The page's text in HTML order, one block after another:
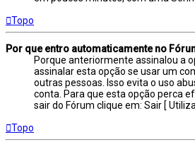
Topo
Por que entro automaticamente no
Porque anteriormente assinalou a
assinalar esta opção se usar um
outras pessoas. Isso evita o uso
conta. Para que esta opção perca
sair do Fórum clique em: Sair [
Topo